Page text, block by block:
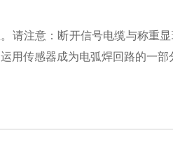
注意：断开信号电缆与称重显
用传感器成为电弧焊回路的一部